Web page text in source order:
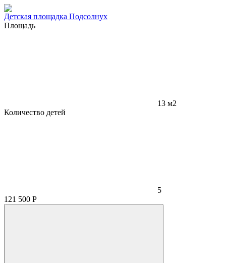
Детская площадка Подсолнух
Площадь
13 м2
Количество детей
5
121 500 Р